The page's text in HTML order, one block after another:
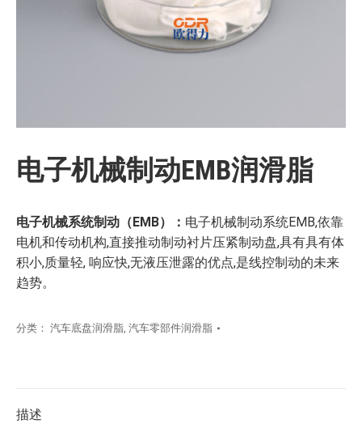
电子机械制动EMB润滑脂
电子机械系统制动（EMB）： 电子机械制动系统EMB,依靠
电机和传动机构,直接推动制动衬片压紧制动盘,具有具有体
积小,质量轻, 响应快,无液压泄露的优点,是线控制动的未来
趋势。
分类： 汽车底盘润滑脂, 汽车零部件润滑脂
描述